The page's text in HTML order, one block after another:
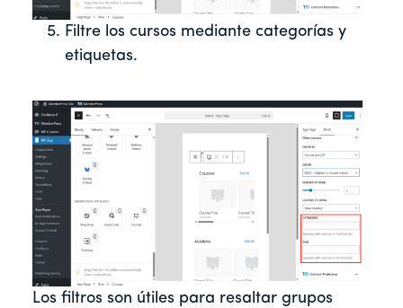
Filtre los cursos mediante categorías y
etiquetas.
Los filtros son útiles para resaltar grupos